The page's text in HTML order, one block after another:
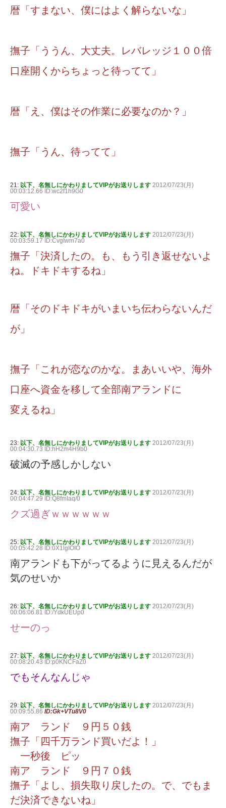
暦「すまない、僕にはよく解らないな」
撫子「ううん、大丈夫。レバレッジ１００倍
口座開くからちょっと待ってて」
暦「え、僕はその作業に必要なのか？」
撫子「うん、待ってて」
21: 以下、名無しにかわりましてVIPがお送りします 2012/07/23(月)
00:03:12.66 ID:wc2f1h9G0
可愛い
22: 以下、名無しにかわりましてVIPがお送りします 2012/07/23(月)
00:03:59.17 ID:CvgIwm7a0
撫子「決済したの。も、もう引き返せないよ
ね。ドキドキするね」
暦「そのドキドキがいまいち伝わらないんだ
が」
撫子「これが恋なのかな。まあいいや、海外
口座へ資金を移して全部南アランドに
変えるね」
23: 以下、名無しにかわりましてVIPがお送りします 2012/07/23(月)
00:04:30.73 ID:hH2m4H9b0
破滅の予感しかしない
24: 以下、名無しにかわりましてVIPがお送りします 2012/07/23(月)
00:04:47.29 ID:Q8fmIaq/0
クズ過ぎｗｗｗｗｗｗ
25: 以下、名無しにかわりましてVIPがお送りします 2012/07/23(月)
00:05:42.28 ID:0X1lgIOIO
南アランドも下がってるように見えるんだが
気のせいか
26: 以下、名無しにかわりましてVIPがお送りします 2012/07/23(月)
00:06:06.81 ID:/YdkUEUp0
せーのっ
27: 以下、名無しにかわりましてVIPがお送りします 2012/07/23(月)
00:08:20.43 ID:p0KNCFaZ0
でもそんなんじゃ
29: 以下、名無しにかわりましてVIPがお送りします 2012/07/23(月)
00:09:55.86 ID:Gk+VTu8V0
南ア ランド ９円５０銭
撫子「四千万ランド買いだよ！」
一秒後 ピッ
南ア ランド ９円７０銭
撫子「よし、損失取り戻したの。で、でもま
だ決済できないね」